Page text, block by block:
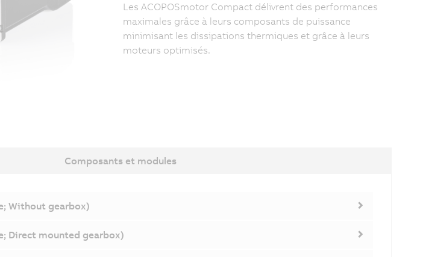
Les ACOPOSmotor Compact délivrent des performances
maximales grâce à leurs composants de puissance
minimisant les dissipations thermiques et grâce à leurs
moteurs optimisés.
Composants et modules
Without gearbox)
Direct mounted gearbox)